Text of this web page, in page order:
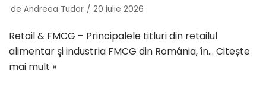
de Andreea Tudor 20 iulie 2026
Retail & FMCG – Principalele titluri din retailul
alimentar şi industria FMCG din România, în… Citește
mai mult »